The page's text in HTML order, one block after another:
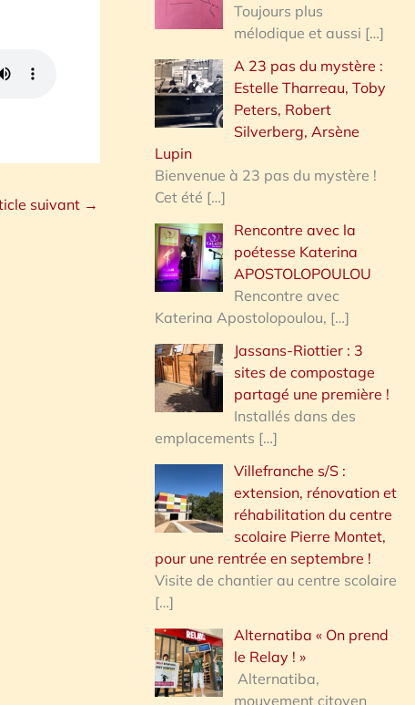
suivant →
Toujours plus
mélodique et aussi […]
A 23 pas du mystère :
Estelle Tharreau, Toby
Peters, Robert
Silverberg, Arsène
Lupin
Bienvenue à 23 pas du mystère !
Cet été […]
Rencontre avec la
poétesse Katerina
APOSTOLOPOULOU
Rencontre avec
Katerina Apostolopoulou, […]
Jassans-Riottier : 3
sites de compostage
partagé une première !
Installés dans des
emplacements […]
Villefranche s/S :
extension, rénovation et
réhabilitation du centre
scolaire Pierre Montet,
pour une rentrée en septembre !
Visite de chantier au centre scolaire
[…]
Alternatiba « On prend
le Relay ! »
Alternatiba,
mouvement citoyen